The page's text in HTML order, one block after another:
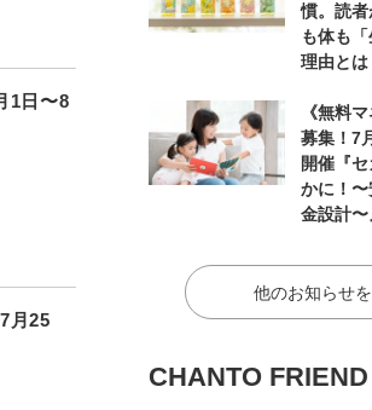
1日〜8
月25
慣。読
も体も「
理由とは
《無料
募集！7
開催『
かに！
金設計〜
他のお知らせ
CHANTO FRIEND